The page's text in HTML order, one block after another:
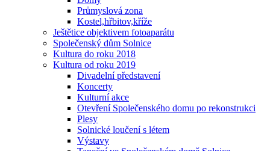
Průmyslová zona
Kostel,hřbitov,kříže
Ještětice objektivem fotoaparátu
Společenský dům Solnice
Kultura do roku 2018
Kultura od roku 2019
Divadelní představení
Koncerty
Kulturní akce
Otevření Společenského domu po rekonstrukci
Plesy
Solnické loučení s létem
Výstavy